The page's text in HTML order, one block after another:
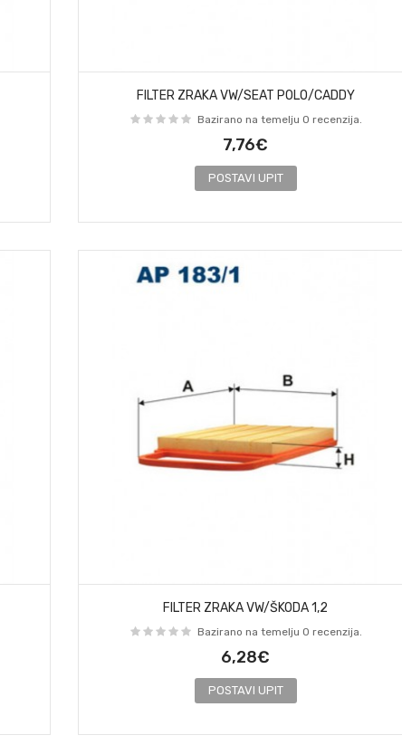
FILTER ZRAKA VW/SEAT POLO/CADDY
Bazirano na temelju 0 recenzija.
7,76€
POSTAVI UPIT
FILTER ZRAKA VW/ŠKODA 1,2
Bazirano na temelju 0 recenzija.
6,28€
POSTAVI UPIT